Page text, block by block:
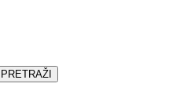
PRETRAŽI